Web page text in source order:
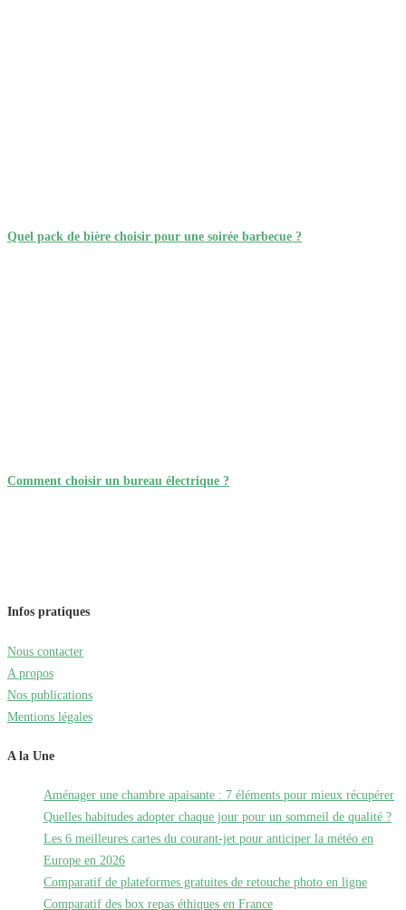
Quel pack de bière choisir pour une soirée barbecue ?
Comment choisir un bureau électrique ?
Infos pratiques
Nous contacter
A propos
Nos publications
Mentions légales
A la Une
Aménager une chambre apaisante : 7 éléments pour mieux récupérer
Quelles habitudes adopter chaque jour pour un sommeil de qualité ?
Les 6 meilleures cartes du courant-jet pour anticiper la météo en
Europe en 2026
Comparatif de plateformes gratuites de retouche photo en ligne
Comparatif des box repas éthiques en France